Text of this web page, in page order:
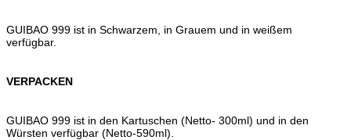
GUIBAO 999 ist in Schwarzem, in Grauem und in weißem
verfügbar.
VERPACKEN
GUIBAO 999 ist in den Kartuschen (Netto- 300ml) und in den
Würsten verfügbar (Netto-590ml).